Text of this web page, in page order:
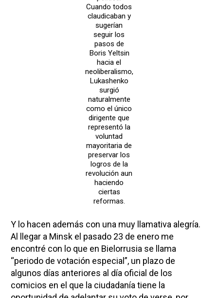
Cuando todos
claudicaban y
sugerían
seguir los
pasos de
Boris Yeltsin
hacia el
neoliberalismo,
Lukashenko
surgió
naturalmente
como el único
dirigente que
representó la
voluntad
mayoritaria de
preservar los
logros de la
revolución aun
haciendo
ciertas
reformas.
Y lo hacen además con una muy llamativa alegría.
Al llegar a Minsk el pasado 23 de enero me
encontré con lo que en Bielorrusia se llama
“periodo de votación especial”, un plazo de
algunos días anteriores al día oficial de los
comicios en el que la ciudadanía tiene la